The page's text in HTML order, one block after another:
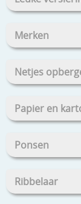
Merken
Netjes
Papier en
Ponsen
Ribbelaar